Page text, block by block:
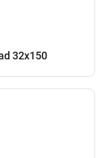
32x150